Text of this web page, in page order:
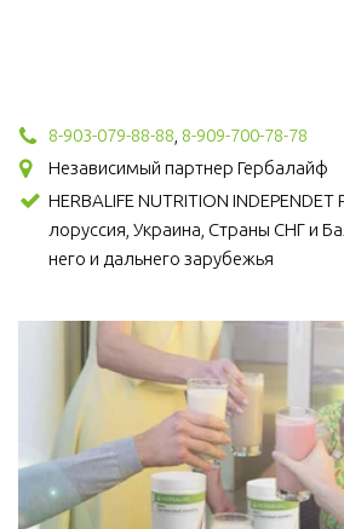
8-903-079-88-88 8-909-700-78-78
Независимый партнер Гербалайф
HERBALIFE NUTRITION INDEPENDET
лоруссия, Украина, Страны СНГ и
него и дальнего зарубежья